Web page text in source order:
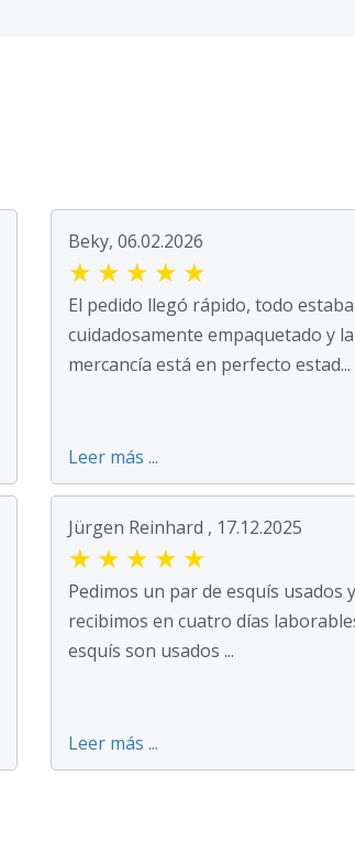
Beky, 06.02.2026
★ ★ ★ ★ ★
El pedido llegó rápido, todo estaba
cuidadosamente empaquetado y la
mercancía está en perfecto estad...
Leer más ...
Jürgen Reinhard , 17.12.2025
★ ★ ★ ★ ★
Pedimos un par de esquís usados
recibimos en cuatro días
esquís son usados ...
Leer más ...